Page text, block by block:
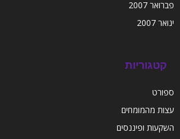
פברואר 2007
ינואר 2007
קטגוריות
ספורט
עצות מהמומחים
השקעות ופיננסים